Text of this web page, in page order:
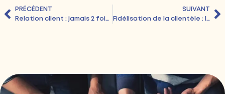
PRÉCÉDENT
Relation client : jamais 2 fois l’occasion de faire bonne impression
SUIVANT
Fidélisation de la clientèle : les français en mal de fidélisation